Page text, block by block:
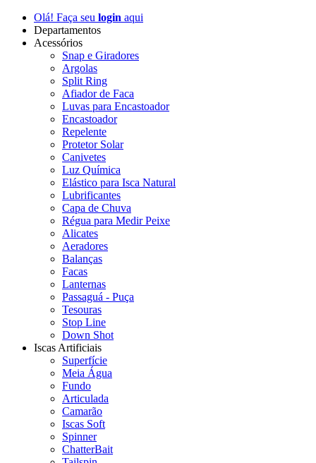
Olá! Faça seu login aqui
Departamentos
Acessórios
Snap e Giradores
Argolas
Split Ring
Afiador de Faca
Luvas para Encastoador
Encastoador
Repelente
Protetor Solar
Canivetes
Luz Química
Elástico para Isca Natural
Lubrificantes
Capa de Chuva
Régua para Medir Peixe
Alicates
Aeradores
Balanças
Facas
Lanternas
Passaguá - Puça
Tesouras
Stop Line
Down Shot
Iscas Artificiais
Superfície
Meia Água
Fundo
Articulada
Camarão
Iscas Soft
Spinner
ChatterBait